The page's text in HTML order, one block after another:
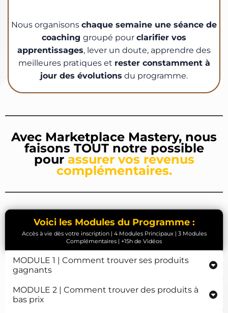
Nous organisons chaque semaine une séance de
coaching groupé pour clarifier vos
apprentissages, lever un doute, apprendre des
meilleures pratiques et rester constamment à
jour des évolutions du programme.
Avec Marketplace Mastery, nous
faisons TOUT notre possible
pour assurer vos revenus
complémentaires.
Voici les Modules du Programme :
Accès à vie dès votre inscription | 4 Modules Principaux | 3 Modules
Complémentaires | +15h de Vidéos
MODULE 1 | Comment trouver ses produits
gagnants
(6 vidéos, durée totale : 2h)
MODULE 2 | Comment trouver des produits à
bas prix